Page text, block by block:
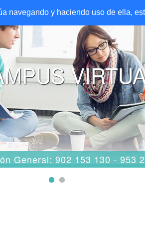
navegando y haciendo uso de ella,
General: 902 153 130 - 953